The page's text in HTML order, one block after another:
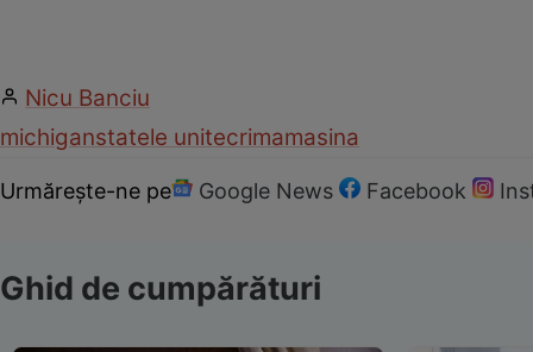
Nicu Banciu
michiganstatele unitecrimamasina
Urmărește-ne pe Google News Facebook
Ghid de cumpărături